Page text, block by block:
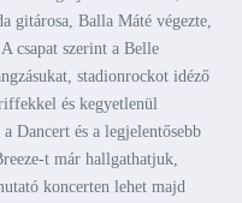
gitárosa, Balla Máté végezte,
csapat szerint a Belle
stadionrockot idéző
és kegyetlenül
Dancert és a legjelentősebb
t már hallgathatjuk,
koncerten lehet majd